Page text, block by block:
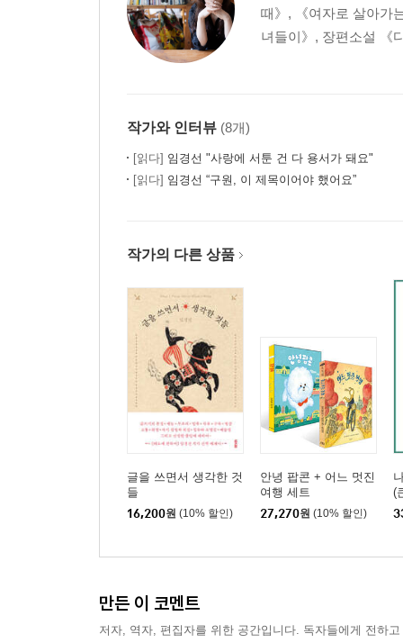
대담 어떤 태도를 가질 때 내가 가장 충만한가 임
때》, 《여자로 살아가
녀들이》, 장편소설 《
작가와 인터뷰 (8개)
[읽다] 임경선 "사랑에 서툰 건 다 용서가 돼요"
[읽다] 임경선 “구원, 이 제목이어야 했어요”
작가의 다른 상품
글을 쓰면서 생각한 것
들
16,200원 (10% 할인)
안녕 팝콘 + 어느 멋진
여행 세트
27,270원 (10% 할인)
(
만든 이 코멘트
저자, 역자, 편집자를 위한 공간입니다. 독자들에게 전하